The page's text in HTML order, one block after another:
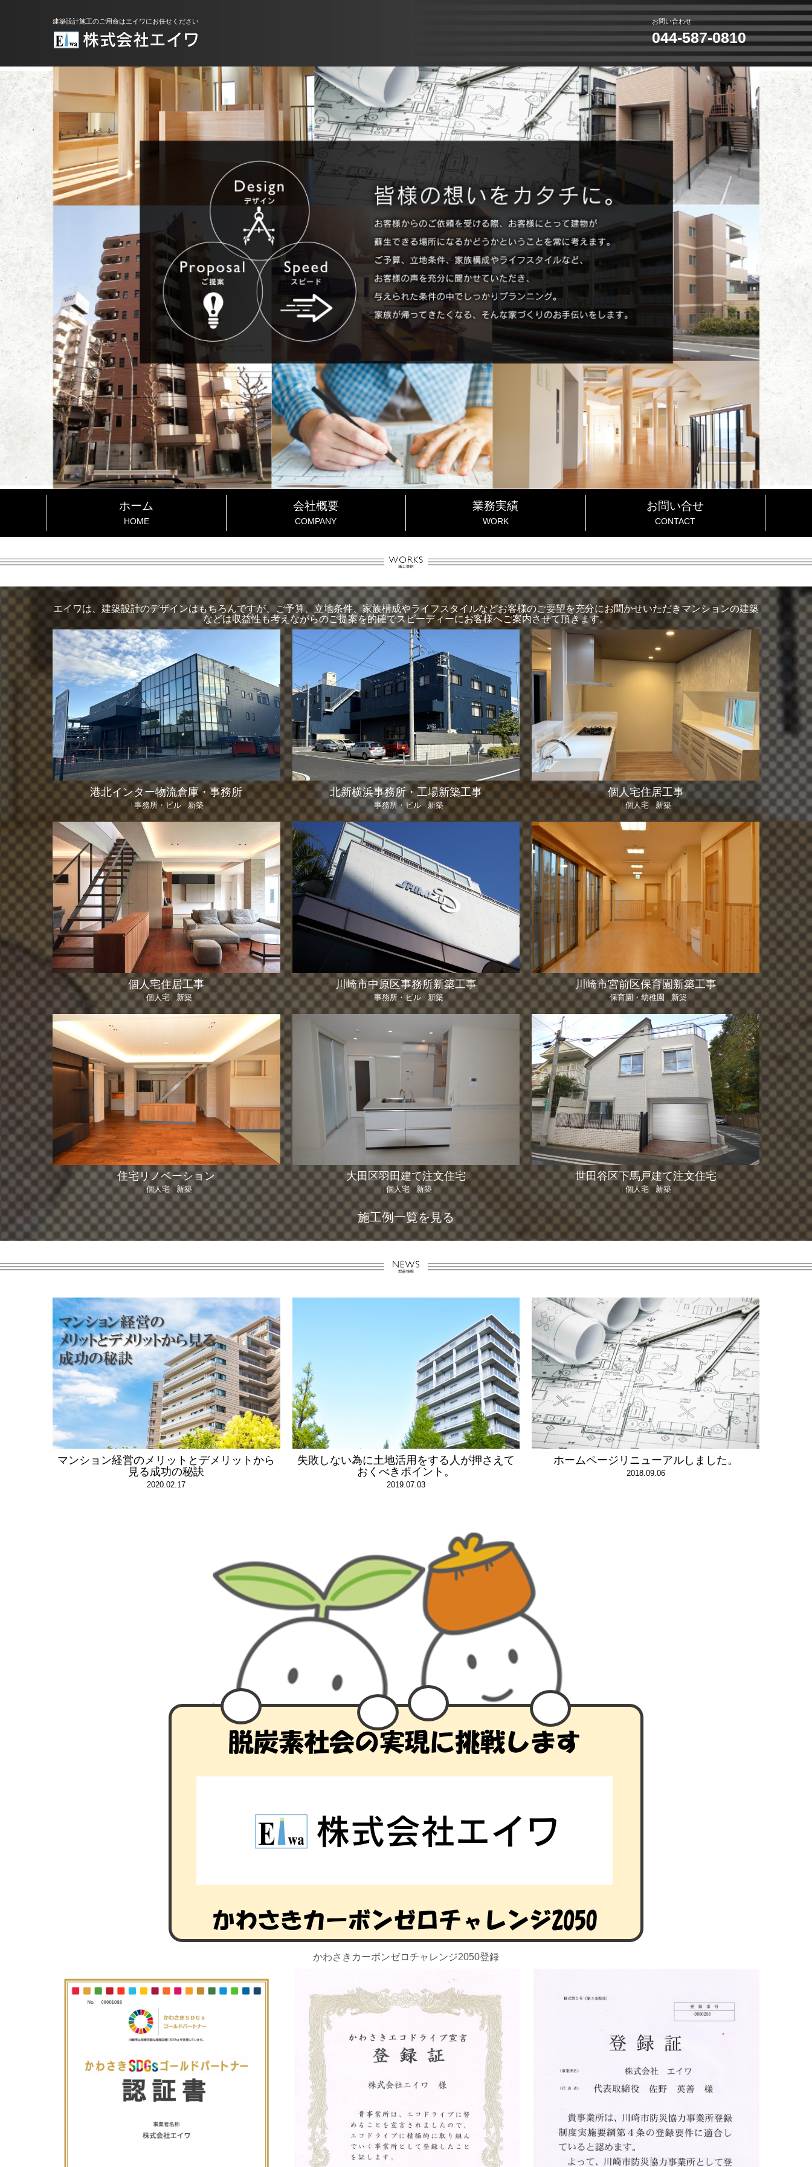
建築設計施工のご用命はエイワにお任せください お問い合わせ
044-587-0810
ホーム
HOME
会社概要
COMPANY
業務実績
WORK
お問い合せ
CONTACT
エイワは、建築設計のデザインはもちろんですが、ご予算、立地条件、家族構成やライフスタイルなどお客様のご要望を充分にお聞かせいただきマンションの建築
などは収益性も考えながらのご提案を的確でスピーディーにお客様へご案内させて頂きます。
港北インター物流倉庫・事務所
|事務所・ビル 、 新築
北新横浜事務所・工場新築工事
|事務所・ビル、 新築
個人宅住居工事
|個人宅 、新築
個人宅住居工事
| 個人宅、 新築
川崎市中原区事務所新築工事
| 事務所・ビル 新築
川崎市宮前区保育園新築工事
|保育園・幼稚園 新築
住宅リノベーション
個人宅、 新築
大田区羽田建て注文住宅
個人宅、 新築
世田谷区下馬戸建て注文住宅
|個人宅 新築
施工例一覧を見る
マンション経営のメリットとデメリットから
見る成功の秘訣
2020.02.17
失敗しない為に土地活用をする人が押さえて
おくべきポイント。
2019.07.03
ホームページリニューアルしました。
2018.09.06
かわさきカーボンゼロチャレンジ2050登録